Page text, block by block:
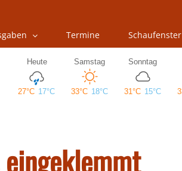
Termine Schaufenster
eingeklemmt